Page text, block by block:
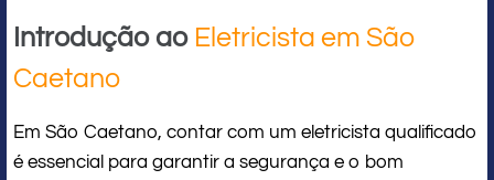
Introdução ao Eletricista em São
Caetano
Em São Caetano, contar com um eletricista qualificado
é essencial para garantir a segurança e o bom